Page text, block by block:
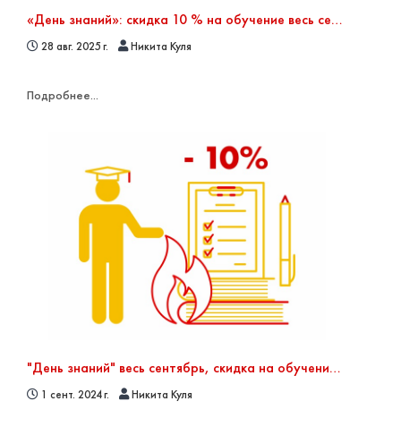
«День знаний»: скидка 10 % на обучение весь сентябрь!
28 авг. 2025 г. Никита Куля
Подробнее...
"День знаний" весь сентябрь, скидка на обучение 10% в сентябре
1 сент. 2024 г. Никита Куля